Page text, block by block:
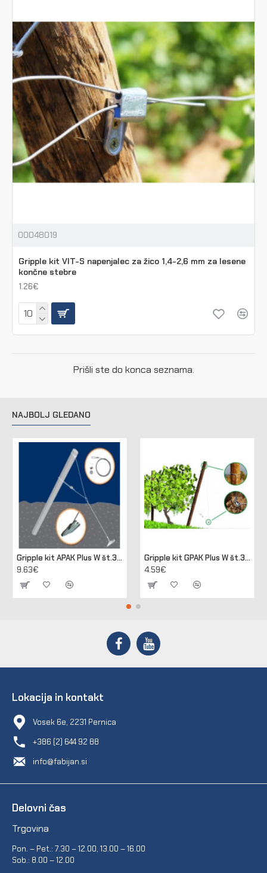
00048019
Gripple kit VIT-S napenjalec za žico 1,4-2,6 mm za lesene
končne stebre
1.26€
Prišli ste do konca seznama.
NAJBOLJ GLEDANO
Gripple kit APAK Plus W št.3 za sidranje lesenih in betonskih stebrov
9.63€
Gripple kit GPAK Plus W št.3 za sidranje lesenih in betonskih stebrov
4.59€
Lokacija in kontakt
Vosek 6e, 2231 Pernica
+386 (2) 644 92 88
info@fabijan.si
Delovni čas
Trgovina
Pon. – Pet.: 7.30 – 12.00, 13.00 – 16.00
Sob.: 8.00 – 12.00